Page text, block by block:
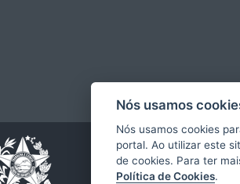
Nós usamos
Nós usamos cookies
portal. Ao utilizar este
de cookies. Para ter
Política de Cookies.